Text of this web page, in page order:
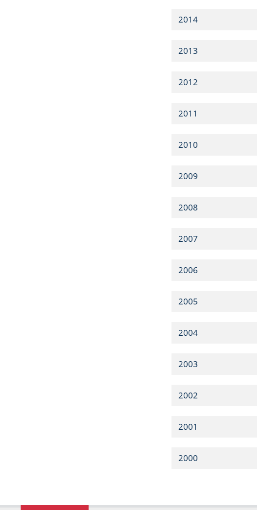
2014
2013
2012
2011
2010
2009
2008
2007
2006
2005
2004
2003
2002
2001
2000